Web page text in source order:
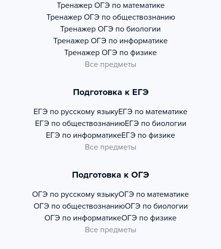
Тренажер ОГЭ по математике
Тренажер ОГЭ по обществознанию
Тренажер ОГЭ по биологии
Тренажер ОГЭ по информатике
Тренажер ОГЭ по физике
Все предметы
Подготовка к ЕГЭ
ЕГЭ по русскому языкуЕГЭ по математике
ЕГЭ по обществознаниюЕГЭ по биологии
ЕГЭ по информатикеЕГЭ по физике
Все предметы
Подготовка к ОГЭ
ОГЭ по русскому языкуОГЭ по математике
ОГЭ по обществознаниюОГЭ по биологии
ОГЭ по информатикеОГЭ по физике
Все предметы